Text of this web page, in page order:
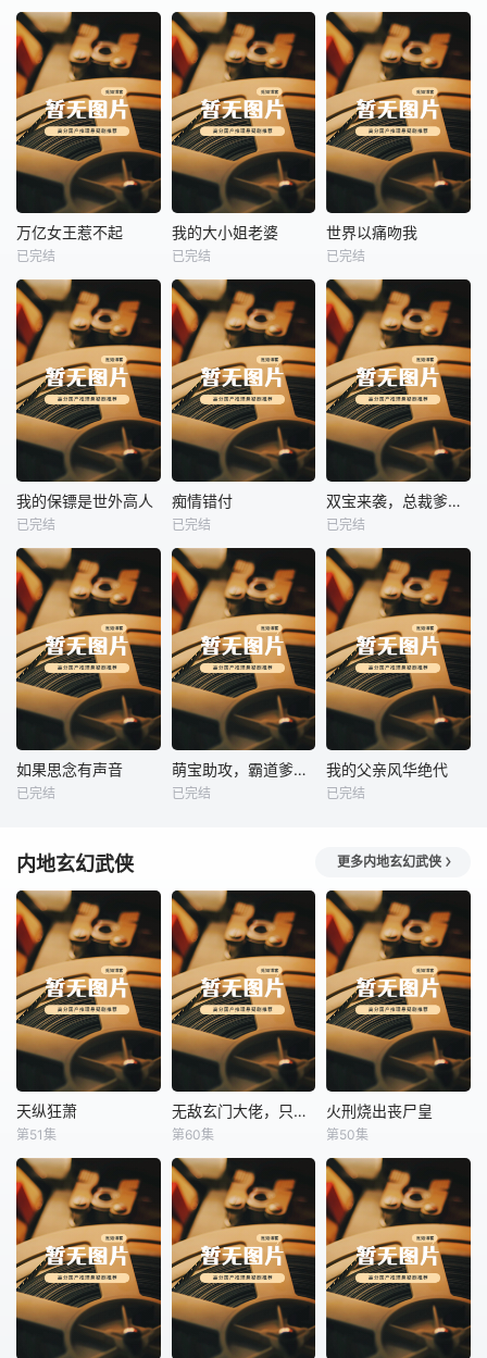
未知 未知 未知
热播
未知
万亿女王惹不起
已完结
热播
未知
我的大小姐老婆
已完结
热播
世界以痛吻我
未知
世界以痛吻我
已完结
热播
未知
我的保镖是世外高人
已完结
热播
痴情错付
未知
痴情错付
已完结
热播
未知
双宝来袭，总裁爹地追妻忙
已完结
热播
如果思念有声音
已完结
热播 萌宝助攻，霸道爹地又宠又撩
已完结
热播
我的父亲风华绝代
已完结
内地玄幻武侠 更多内地玄幻武侠
天纵狂萧
天纵狂萧
第51集
无敌玄门大佬，只听姐姐的话 无敌玄门大佬，只听姐姐的话
第60集
火刑烧出丧尸皇
火刑烧出丧尸皇
第50集